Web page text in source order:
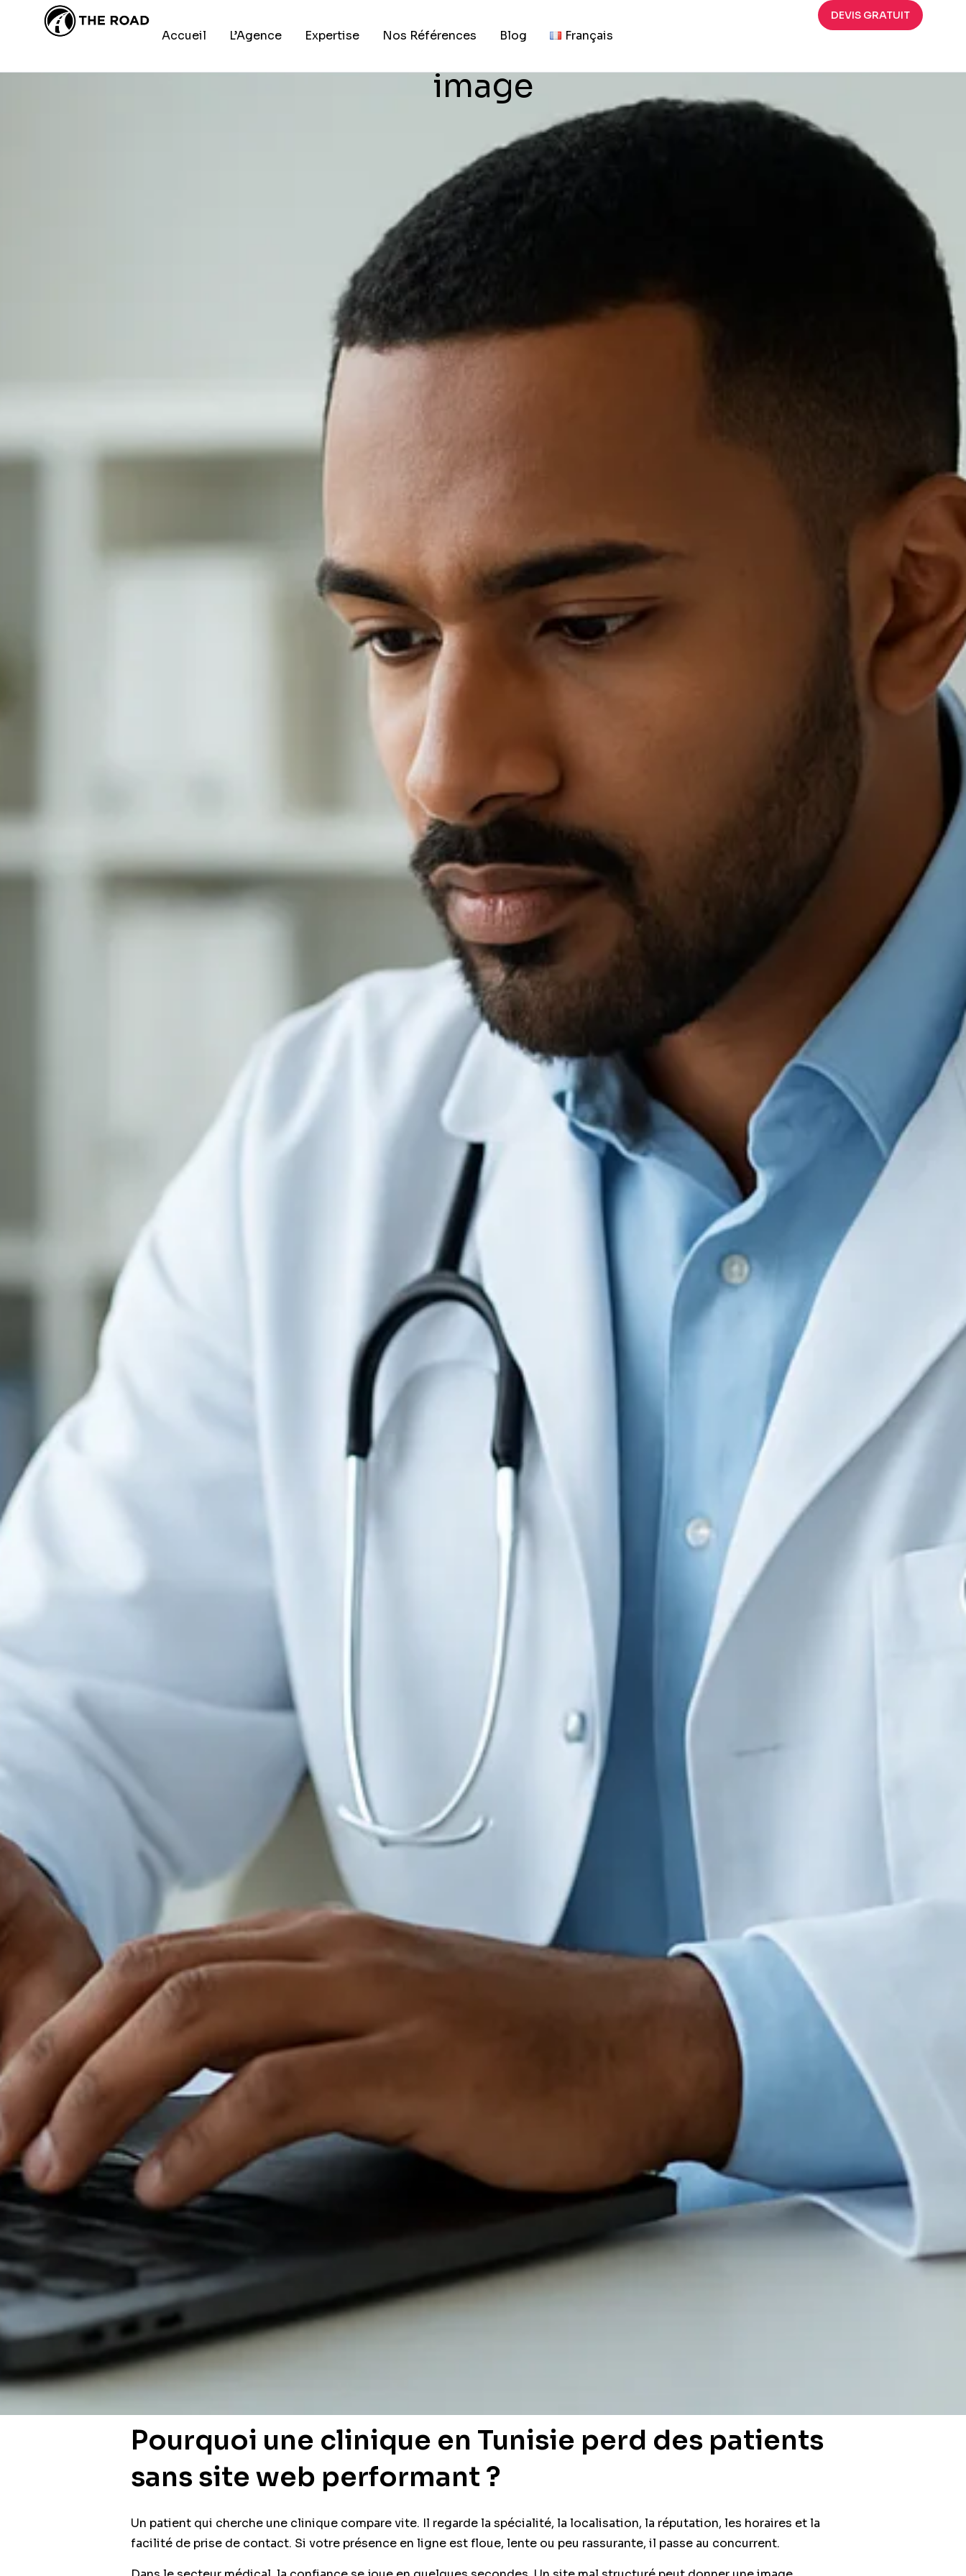
Accueil L’Agence Expertise Nos Références Blog Français
DEVIS GRATUIT
attirer plus de patients et renforcer votre
image
Pourquoi une clinique en Tunisie perd des patients
sans site web performant ?
Un patient qui cherche une clinique compare vite. Il regarde la spécialité, la localisation, la réputation, les horaires et la
facilité de prise de contact. Si votre présence en ligne est floue, lente ou peu rassurante, il passe au concurrent.